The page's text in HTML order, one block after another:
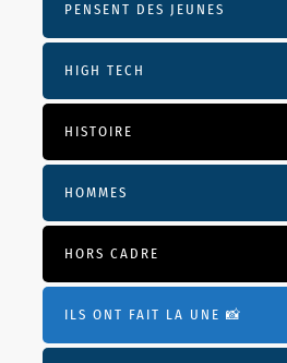
PENSENT DES JEUNES
HIGH TECH
HISTOIRE
HOMMES
HORS CADRE
ILS ONT FAIT LA UNE 📸